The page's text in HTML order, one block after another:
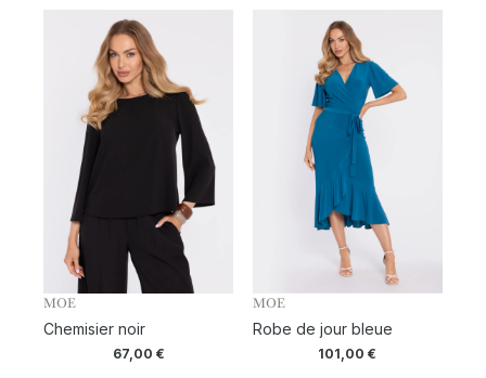
MOE
Chemisier noir
67,00 €
MOE
Robe de jour bleue
101,00€